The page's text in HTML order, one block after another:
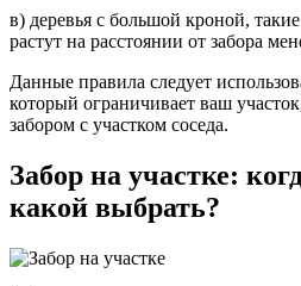
в) деревья с большой кроной,
растут на расстоянии от забора
Данные правила следует
который ограничивает ваш
забором с участком соседа.
Забор на участке:
какой выбрать?